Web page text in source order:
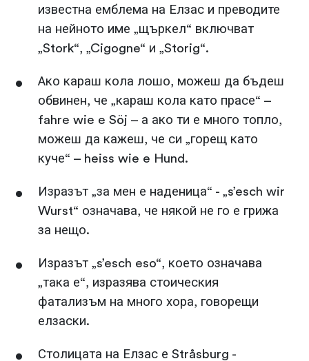
известна емблема на Елзас и преводите
на нейното име „щъркел“ включват
„Stork“, „Cigogne“ и „Storig“.
Ако караш кола лошо, можеш да бъдеш
обвинен, че „караш кола като прасе“ –
fahre wie e Söj – а ако ти е много топло,
можеш да кажеш, че си „горещ като
куче“ – heiss wie e Hund.
Изразът „за мен е наденица“ - „s’esch wir
Wurst“ означава, че някой не го е грижа
за нещо.
Изразът „s’esch eso“, което означава
„така е“, изразява стоическия
фатализъм на много хора, говорещи
елзаски.
Столицата на Елзас е Stråsburg -